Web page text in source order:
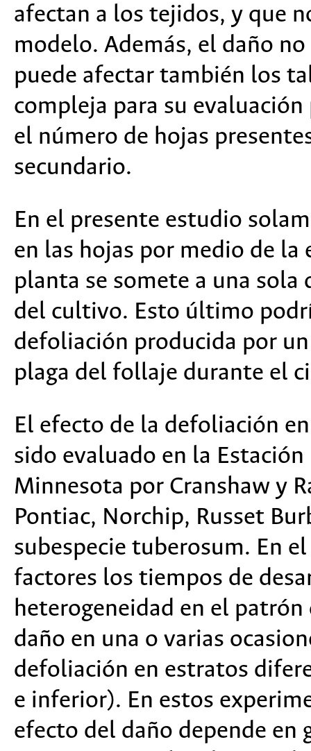
afectan a los tejidos, y que
modelo. Además, el daño
puede afectar también los
compleja para su
el número de hojas
secundario.
En el presente estudio
en las hojas por medio de
planta se somete a una
del cultivo. Esto último
defoliación producida por
plaga del follaje durante el
El efecto de la defoliación
sido evaluado en la
Minnesota por Cranshaw y
Pontiac, Norchip, Russet
subespecie tuberosum. En
factores los tiempos de
heterogeneidad en el
daño en una o varias
defoliación en estratos
e inferior). En estos
efecto del daño depende en